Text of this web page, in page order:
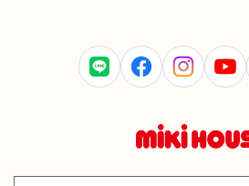
LINE FacebookInstagramYouTube